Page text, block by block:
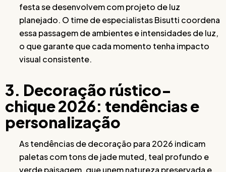
festa se desenvolvem com projeto de luz
planejado. O time de especialistas Bisutti coordena
essa passagem de ambientes e intensidades de luz,
o que garante que cada momento tenha impacto
visual consistente.
3. Decoração rústico-
chique 2026: tendências e
personalização
As tendências de decoração para 2026 indicam
paletas com tons de jade muted, teal profundo e
verde paisagem, que unem natureza preservada e